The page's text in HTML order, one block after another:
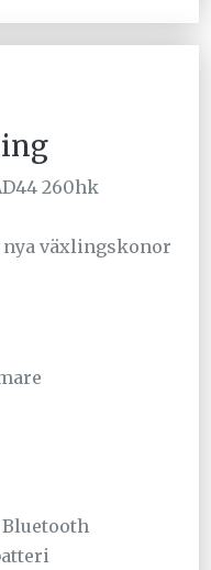
260hk
nya växlingskonor